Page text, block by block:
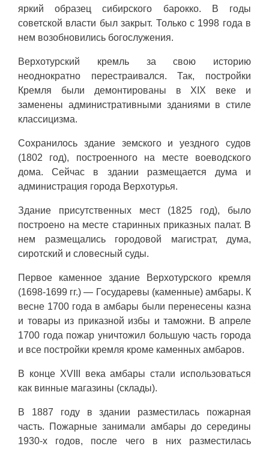
яркий образец сибирского барокко. В годы
советской власти был закрыт. Только с 1998 года в
нем возобновились богослужения.
Верхотурский кремль за свою историю
неоднократно перестраивался. Так, постройки
Кремля были демонтированы в XIX веке и
заменены административными зданиями в стиле
классицизма.
Сохранилось здание земского и уездного судов
(1802 год), построенного на месте воеводского
дома. Сейчас в здании размещается дума и
администрация города Верхотурья.
Здание присутственных мест (1825 год), было
построено на месте старинных приказных палат. В
нем размещались городовой магистрат, дума,
сиротский и словесный суды.
Первое каменное здание Верхотурского кремля
(1698-1699 гг.) — Государевы (каменные) амбары. К
весне 1700 года в амбары были перенесены казна
и товары из приказной избы и таможни. В апреле
1700 года пожар уничтожил большую часть города
и все постройки кремля кроме каменных амбаров.
В конце XVIII века амбары стали использоваться
как винные магазины (склады).
В 1887 году в здании разместилась пожарная
часть. Пожарные занимали амбары до середины
1930-х годов, после чего в них разместилась